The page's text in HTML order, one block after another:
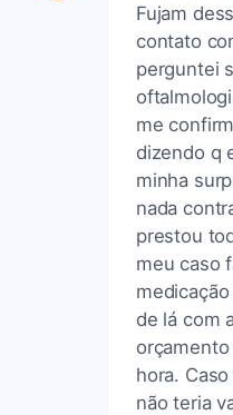
Fujam
contato
perguntei
me
dizendo q
minha
nada
prestou
meu caso
de lá com
hora.
não teria